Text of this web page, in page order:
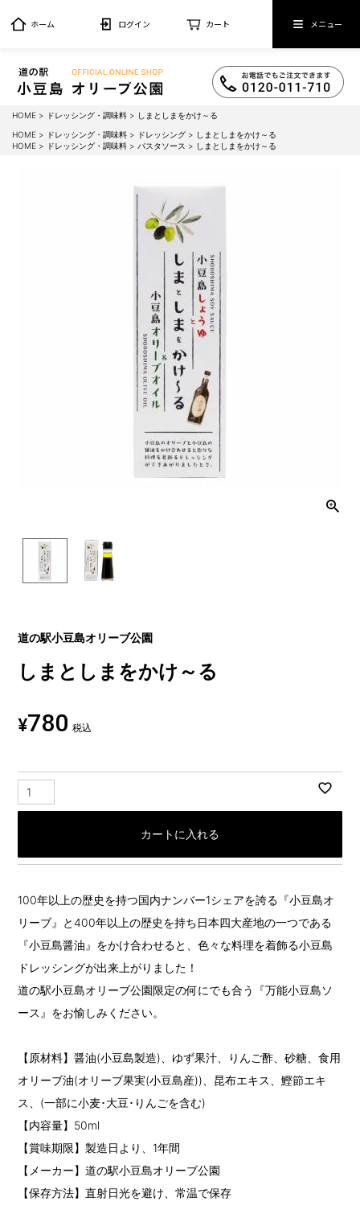
ホーム ログイン カート メニュー
HOME ドレッシング・調味料
しまとしまをかけ～る
HOME
ドレッシング・調味料 ドレッシング
しまとしまをかけ～る
HOME
ドレッシング・調味料 パスタソース しまとしまをかけ～る
道の駅小豆島オリーブ公園
しまとしまをかけ～る
¥780 税込
カートに入れる
100年以上の歴史を持つ国内ナンバー1シェアを誇る『小豆島オ
リーブ』と400年以上の歴史を持ち日本四大産地の一つである
『小豆島醤油』をかけ合わせると、色々な料理を着飾る小豆島
ドレッシングが出来上がりました！
道の駅小豆島オリーブ公園限定の何にでも合う『万能小豆島ソ
ース』をお愉しみください。
【原材料】醤油(小豆島製造)、ゆず果汁、りんご酢、砂糖、食用
オリーブ油(オリーブ果実(小豆島産))、昆布エキス、鰹節エキ
ス、(一部に小麦･大豆･りんごを含む)
【内容量】50ml
【賞味期限】製造日より、1年間
【メーカー】道の駅小豆島オリーブ公園
【保存方法】直射日光を避け、常温で保存